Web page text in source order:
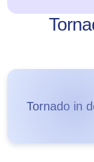
Tornado in